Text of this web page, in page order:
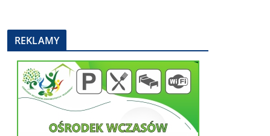
REKLAMY